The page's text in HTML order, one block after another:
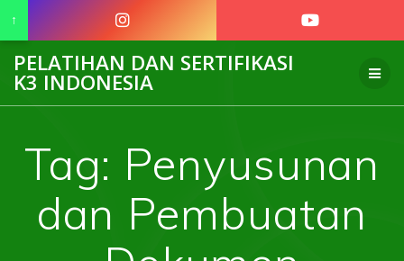
to
PELATIHAN DAN SERTIFIKASI
K3 INDONESIA
Tag: Penyusunan
dan Pembuatan
↑